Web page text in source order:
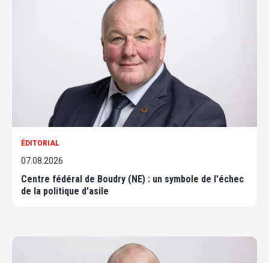
ÉDITORIAL
07.08.2026
Centre fédéral de Boudry (NE) : un symbole de l'échec
de la politique d'asile